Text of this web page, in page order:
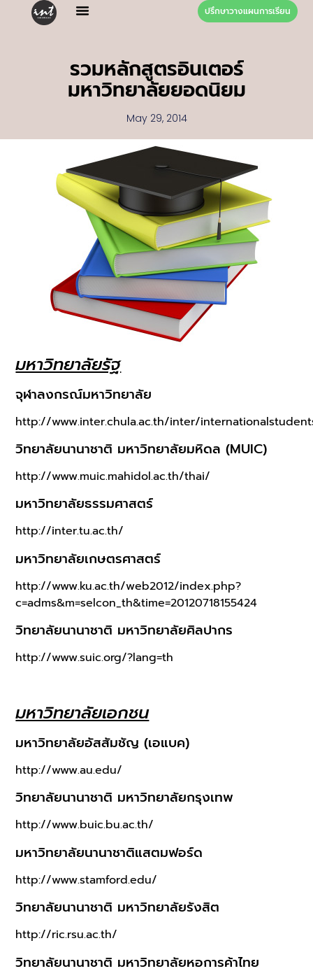
ปรึกษาวางแผนการเรียน
รวมหลักสูตรอินเตอร์
มหาวิทยาลัยยอดนิยม
May 29, 2014
มหาวิทยาลัยรัฐ
จุฬาลงกรณ์มหาวิทยาลัย
http://www.inter.chula.ac.th/inter/
วิทยาลัยนานาชาติ มหาวิทยาลัยมหิดล (MUIC)
http://www.muic.mahidol.ac.th/thai/
มหาวิทยาลัยธรรมศาสตร์
http://inter.tu.ac.th/
มหาวิทยาลัยเกษตรศาสตร์
http://www.ku.ac.th/web2012/index.php?
c=adms&m=selcon_th&time=20120718155424
วิทยาลัยนานาชาติ มหาวิทยาลัยศิลปากร
http://www.suic.org/?lang=th
มหาวิทยาลัยเอกชน
มหาวิทยาลัยอัสสัมชัญ (เอแบค)
http://www.au.edu/
วิทยาลัยนานาชาติ มหาวิทยาลัยกรุงเทพ
http://www.buic.bu.ac.th/
มหาวิทยาลัยนานาชาติแสตมฟอร์ด
http://www.stamford.edu/
วิทยาลัยนานาชาติ มหาวิทยาลัยรังสิต
http://ric.rsu.ac.th/
วิทยาลัยนานาชาติ มหาวิทยาลัยหอการค้าไทย